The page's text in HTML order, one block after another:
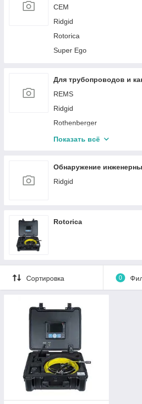
CEM
Ridgid
Rotorica
Super Ego
Для трубопроводов и
REMS
Ridgid
Rothenberger
Rotorica
WOPSON
Показать всё
Обнаружение
Ridgid
Rotorica
Сортировка 0